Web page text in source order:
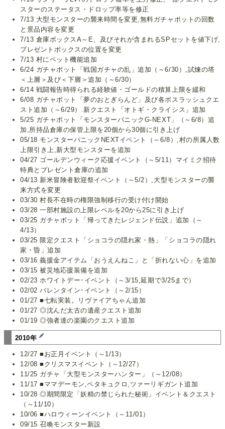
スターのステータス・ドロップ率等を修正
7/13 大型モンスターの襲来時間を変更,無料ガチャポットの回数
と景品内容を変更
7/13 倉庫ボックスA～E、及びそれが含まれるSPセットを値下げ,
プレゼントボックスの位置を変更
7/13 村にペット機能追加
6/24 ガチャポット「戦国ガチャの乱」追加（～6/30）,試煉の塔
＜上層＞及び＜下層＞追加（～6/30）
6/14 戦闘報告時得られる経験値・ゴールドの積算上限を緩和
6/08 ガチャポット「夢のおとぎらんど」及び各ボスラッシュクエ
スト追加（～6/29）.新クエスト「オトギ・クライシス」追加
5/25 ガチャポット「モンスターパニックG-NEXT」（～6/8）追
加,所持品倉庫の保管上限を20個から30個に引き上げ
05/18 モンスターパニックNEXTイベント（～6/8）,村の所属人数
上限引き上,新大型モンスターを追加
04/27 ゴールデンウィーク応援イベント（～5/11）マイミク招待
特典とプレゼント倉庫の追加
04/13 新米冒険者歓迎祭イベント（～5/2）,大型モンスターの襲
来方式を変更
03/30 村長不在時の権限強制移行の受け付け開始
03/28 一部村施設の上限レベルを20から25に引き上げ
03/25 ガチャポット「帰ってきたレジェンド伝説」追加（～
4/13）
03/25 限定クエスト「ショコラの隠れ家・熱」「ショコラの隠れ
家・昏」追加
03/16 義援金アイテム「おうえんねこ」と「折れない心」を追加
03/15 被災地応援装備を追加
02/23 ホワイトデー･イベント（～3/15,延期で3/25まで）
02/02 バレンタイン･イベント（～2/15）
01/27 ■七転実装。リヴァイアちゃん追加
01/27 ◎沈んだ太古の遺産クエスト追加
01/19 ◎強者達の楽園のクエスト追加
2010年
12/27 ■お正月イベント（～1/13）
12/08 ■クリスマスイベント（～12/27）
11/25 ガチャ「大型モンスターハンター」（～12/08）
11/17 ■ママデーモン,ペタキュクロ,ツァーリギガント追加
10/28 ◎期間限定「妖精の禁じられた秘術」イベント＆クエスト
（～11/10）
10/06 ■ハロウィーンイベント（～11/01）
09/15 召喚モンスター新設